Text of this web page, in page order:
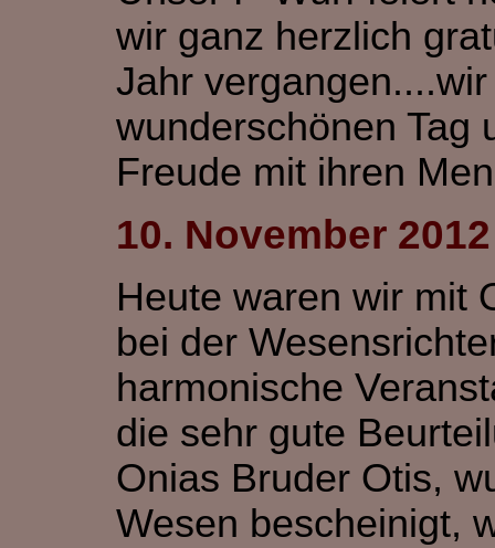
wir ganz herzlich
Jahr
wunderschönen Tag
Freude mit ihren
10. November 2012
Heute waren wir mit
bei der
harmonische
die sehr gute
Onias Bruder Otis,
Wesen bescheinigt,